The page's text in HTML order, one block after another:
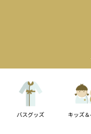
バスグッズ キッズ